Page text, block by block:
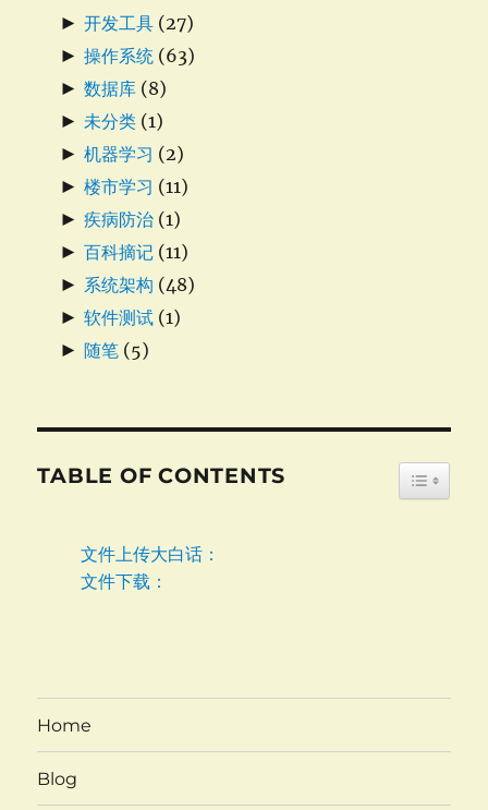
► 开发工具 (27)
► 操作系统 (63)
► 数据库 (8)
► 未分类 (1)
► 机器学习 (2)
► 楼市学习 (11)
► 疾病防治 (1)
► 百科摘记 (11)
► 系统架构 (48)
► 软件测试 (1)
► 随笔 (5)
TABLE OF CONTENTS
文件上传大白话：
文件下载：
Home
Blog